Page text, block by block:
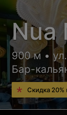
Nua
900 м •
Бар-
Скидка